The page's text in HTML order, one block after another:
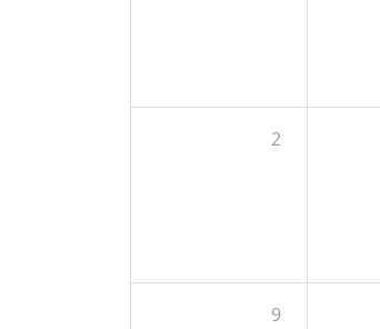
2
9